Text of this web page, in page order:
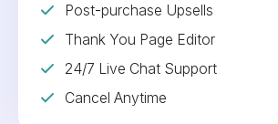
Post-purchase Upsells
Thank You Page Editor
24/7 Live Chat Support
Cancel Anytime